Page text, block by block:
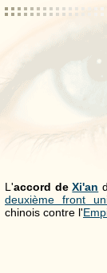
L'accord deXi'an
deuxième front
chinois contre l'